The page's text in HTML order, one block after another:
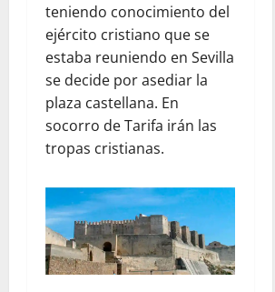
teniendo conocimiento del
ejército cristiano que se
estaba reuniendo en Sevilla
se decide por asediar la
plaza castellana. En
socorro de Tarifa irán las
tropas cristianas.